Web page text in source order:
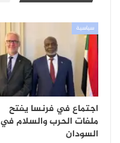
سياسية
اجتماع في فرنسا يفتح
ملفات الحرب والسلام في
السودان